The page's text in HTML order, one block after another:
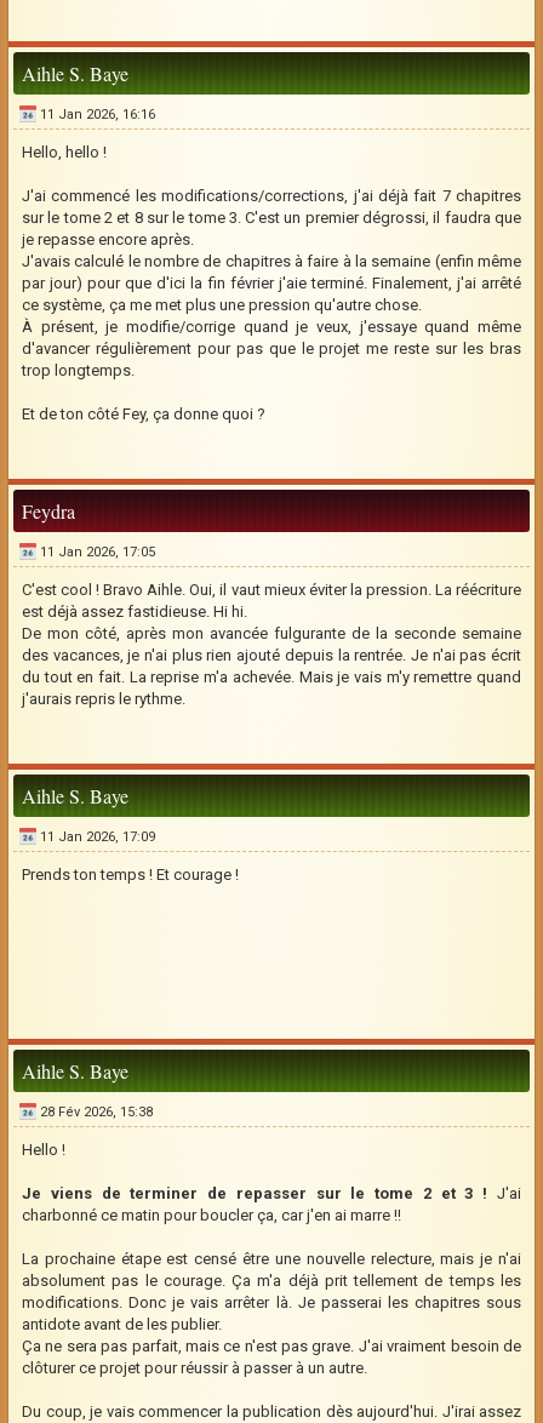
Aihle S. Baye
11 Jan 2026, 16:16
Hello, hello !
J'ai commencé les modifications/corrections, j'ai déjà fait 7 chapitres
sur le tome 2 et 8 sur le tome 3. C'est un premier dégrossi, il faudra que
je repasse encore après.
J'avais calculé le nombre de chapitres à faire à la semaine (enfin même
par jour) pour que d'ici la fin février j'aie terminé. Finalement, j'ai arrêté
ce système, ça me met plus une pression qu'autre chose.
À présent, je modifie/corrige quand je veux, j'essaye quand même
d'avancer régulièrement pour pas que le projet me reste sur les bras
trop longtemps.
Et de ton côté Fey, ça donne quoi ?
Feydra
11 Jan 2026, 17:05
C'est cool ! Bravo Aihle. Oui, il vaut mieux éviter la pression. La réécriture
est déjà assez fastidieuse. Hi hi.
De mon côté, après mon avancée fulgurante de la seconde semaine
des vacances, je n'ai plus rien ajouté depuis la rentrée. Je n'ai pas écrit
du tout en fait. La reprise m'a achevée. Mais je vais m'y remettre quand
j'aurais repris le rythme.
Aihle S. Baye
11 Jan 2026, 17:09
Prends ton temps ! Et courage !
Aihle S. Baye
28 Fév 2026, 15:38
Hello !
Je viens de terminer de repasser sur le tome 2 et 3 ! J'ai
charbonné ce matin pour boucler ça, car j'en ai marre !!
La prochaine étape est censé être une nouvelle relecture, mais je n'ai
absolument pas le courage. Ça m'a déjà prit tellement de temps les
modifications. Donc je vais arrêter là. Je passerai les chapitres sous
antidote avant de les publier.
Ça ne sera pas parfait, mais ce n'est pas grave. J'ai vraiment besoin de
clôturer ce projet pour réussir à passer à un autre.
Du coup, je vais commencer la publication dès aujourd'hui. J'irai assez